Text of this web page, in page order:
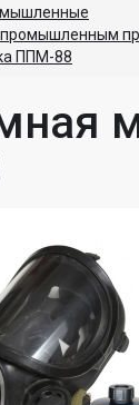
ППМ-88